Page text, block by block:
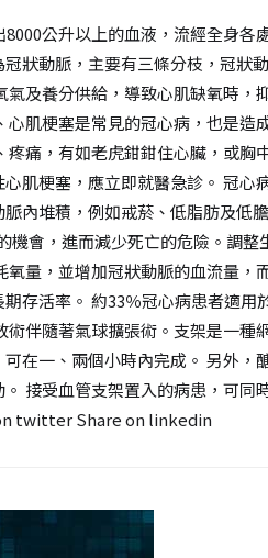
公升以上的血液，流經全身
狀動脈，主要有三條分枝，冠狀
及養分供給，導致心肌缺氧時
肌梗塞是常見的冠心病，也是
痛，有如老虎鉗鉗住心臟，或
肌梗塞，應立即就醫急診。 冠
內堆積，例如戒菸、低脂肪及
會，進而減少死亡的危險。調
量，並增加冠狀動脈的血流量
存活率。 約33％冠心病患者適
伴隨著氣球擴張術。支架是一
在一、兩個小時內完成。 另外
接受血管支架置入的病患，可
twitter Share on linkedin